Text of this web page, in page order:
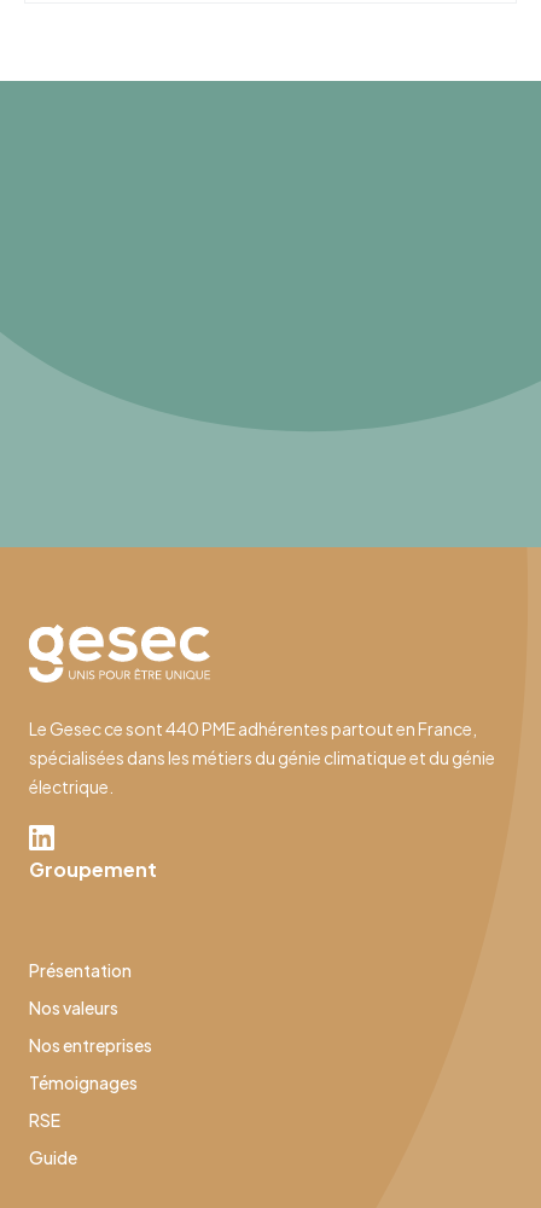
Le Gesec ce sont 440 PME adhérentes partout en France,
spécialisées dans les métiers du génie climatique et du génie
électrique.
Groupement
Présentation
Nos valeurs
Nos entreprises
Témoignages
RSE
Guide